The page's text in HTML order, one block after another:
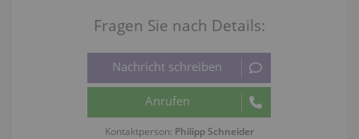
Fragen Sie nach Details:
Kontaktperson: Philipp Schneider